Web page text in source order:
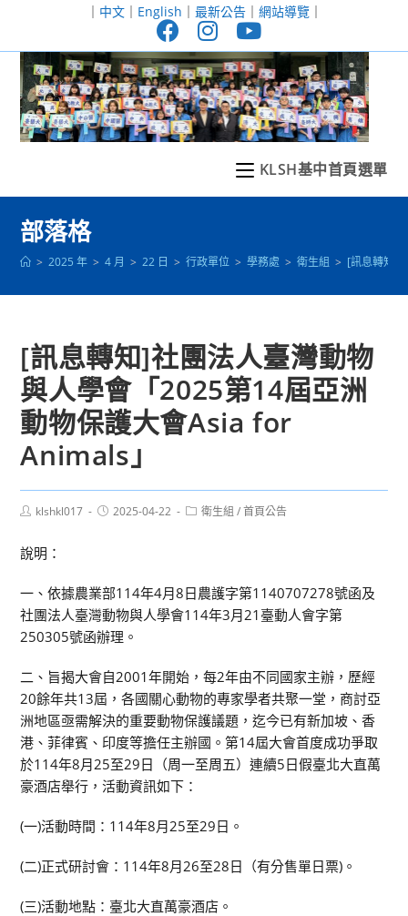
至
｜ 中文｜ English ｜ 最新公告｜ 網站導覽｜
KLSH基中首頁選單
部落格
> 2025 年 > 4 月 > 22 日 > 行政單位 > 學務處 > 衛生組 > [訊息轉知]
[訊息轉知]社團法人臺灣動物
與人學會「2025第14屆亞洲
動物保護大會Asia for
Animals」
Postklshkl017
Post2025-04-22
Post衛生組 / 首頁公告
說明：
一、依據農業部114年4月8日農護字第1140707278號函及
社團法人臺灣動物與人學會114年3月21臺動人會字第
250305號函辦理。
二、旨揭大會自2001年開始，每2年由不同國家主辦，歷經
20餘年共13屆，各國關心動物的專家學者共聚一堂，商討亞
洲地區亟需解決的重要動物保護議題，迄今已有新加坡、香
港、菲律賓、印度等擔任主辦國。第14屆大會首度成功爭取
於114年8月25至29日（周一至周五）連續5日假臺北大直萬
豪酒店舉行，活動資訊如下：
(一)活動時間：114年8月25至29日。
(二)正式研討會：114年8月26至28日（有分售單日票)。
(三)活動地點：臺北大直萬豪酒店。